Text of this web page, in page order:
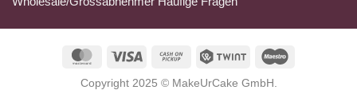
MasterCardVisa
Cash
Pickup
Twint
Copyright 2025 © MakeUrCake GmbH